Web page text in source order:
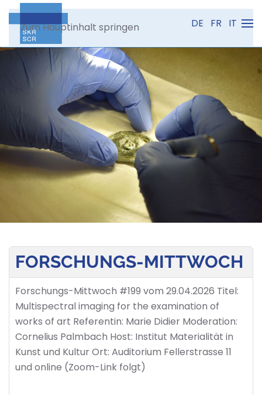
Zum Hauptinhalt springen DE FR IT
FORSCHUNGS-MITTWOCH
Forschungs-Mittwoch #199 vom 29.04.2026 Titel:
Multispectral imaging for the examination of
works of art Referentin: Marie Didier Moderation:
Cornelius Palmbach Host: Institut Materialität in
Kunst und Kultur Ort: Auditorium Fellerstrasse 11
und online (Zoom-Link folgt)